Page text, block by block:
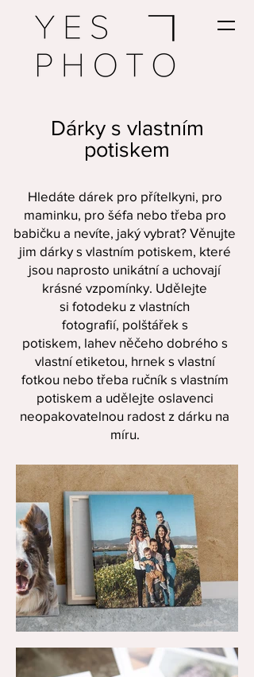
Dárky s vlastním
potiskem
Hledáte dárek pro přítelkyni, pro
maminku, pro šéfa nebo třeba pro
babičku a nevíte, jaký vybrat? Věnujte
jim dárky s vlastním potiskem, které
jsou naprosto unikátní a uchovají
krásné vzpomínky. Udělejte
si fotodeku z vlastních
fotografií, polštářek s
potiskem, lahev něčeho dobrého s
vlastní etiketou, hrnek s vlastní
fotkounebo třeba ručník s vlastním
potiskem a udělejte oslavenci
neopakovatelnou radost z dárku na
míru.